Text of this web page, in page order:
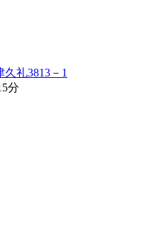
礼3813－1
分